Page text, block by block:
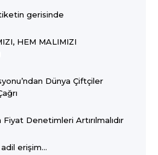
gerisinde
HEM MALIMIZI
Dünya Çiftçiler
Fiyat Denetimleri Artırılmalıdır
erişim...